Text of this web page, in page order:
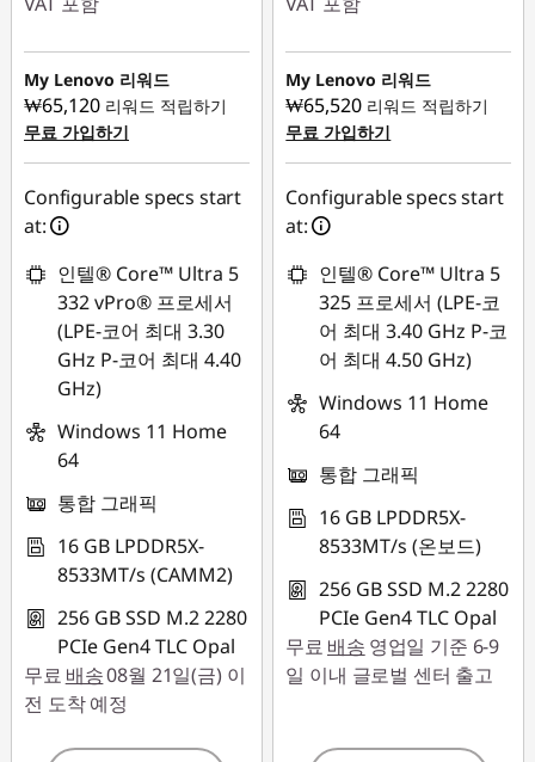
즉시 할인: :-
₩680,104
My Lenovo 리워드
₩65,120 리워드 적립하기
무료 가입하기
Configurable specs start
at:
인텔® Core™ Ultra 5
332 vPro® 프로세서
(LPE-코어 최대 3.30
GHz P-코어 최대 4.40
GHz)
Windows 11 Home
64
통합 그래픽
16 GB LPDDR5X-
8533MT/s (CAMM2)
256 GB SSD M.2 2280
PCIe Gen4 TLC Opal
무료 배송08월 21일(금) 이
전 도착 예정
즉시 할인: :-
₩616,470
My Lenovo 리워드
₩65,520 리워드 적립하기
무료 가입하기
Configurable specs start
at:
인텔® Core™ Ultra 5
325 프로세서 (LPE-코
어 최대 3.40 GHz P-코
어 최대 4.50 GHz)
Windows 11 Home
64
통합 그래픽
16 GB LPDDR5X-
8533MT/s (온보드)
256 GB SSD M.2 2280
PCIe Gen4 TLC Opal
무료 배송 영업일 기준 6-9
일 이내 글로벌 센터 출고